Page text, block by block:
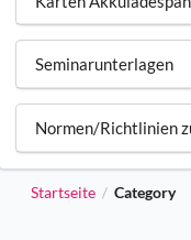
Seminarunterlagen
Normen/Richtlinien
Startseite / Category